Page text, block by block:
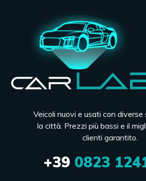
Veicoli nuovi e usati con
la città. Prezzi più bassi e il
clienti garantito.
+390823